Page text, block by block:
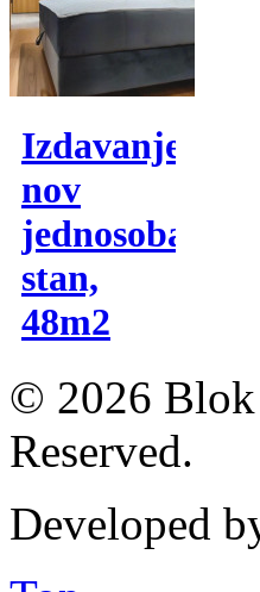
Izdavanje,
nov
jednosoban
stan,
48m2
© 2026 Blok
Reserved.
Developed